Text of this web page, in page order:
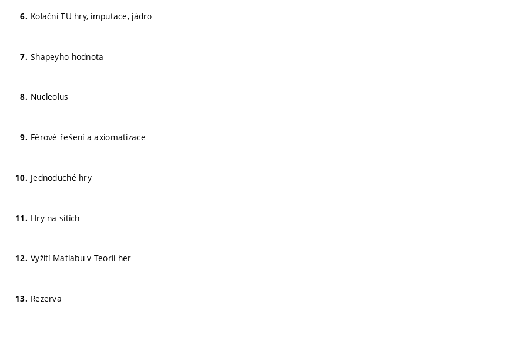
Kolační TU hry, imputace, jádro
Shapeyho hodnota
Nucleolus
Férové řešení a axiomatizace
Jednoduché hry
Hry na sítích
Vyžití Matlabu v Teorii her
Rezerva